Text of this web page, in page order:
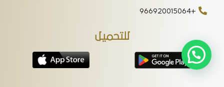
+966920015064
للتحميل